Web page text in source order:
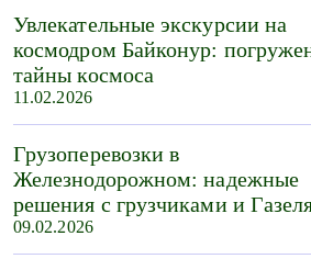
Увлекательные экскурсии на
космодром Байконур:
тайны космоса
11.02.2026
Грузоперевозки в
Железнодорожном: надежные
решения с грузчиками и
09.02.2026